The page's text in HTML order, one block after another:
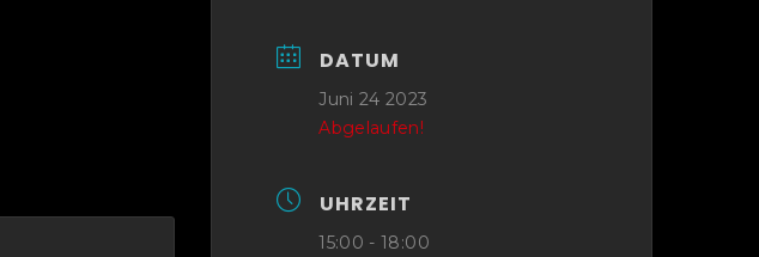
DATUM
Juni 24 2023
Abgelaufen!
UHRZEIT
15:00 - 18:00